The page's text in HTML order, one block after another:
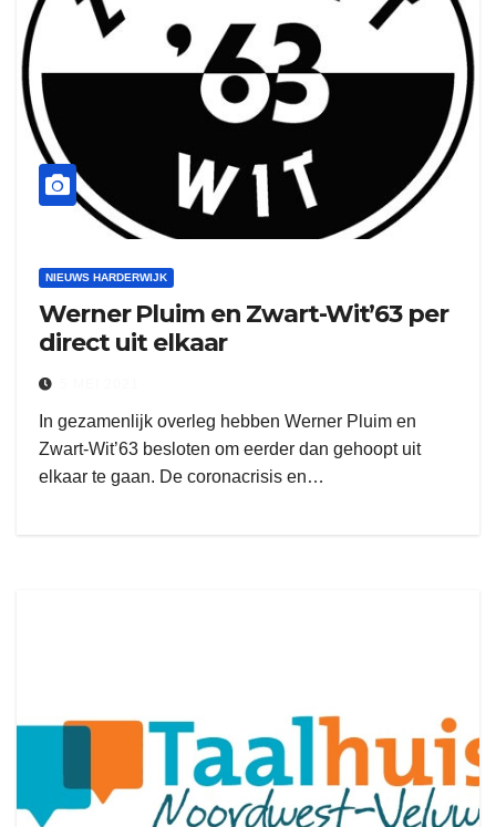
NIEUWS HARDERWIJK
Werner Pluim en Zwart-Wit’63 per
direct uit elkaar
In gezamenlijk overleg hebben Werner Pluim en
Zwart-Wit’63 besloten om eerder dan gehoopt uit
elkaar te gaan. De coronacrisis en…